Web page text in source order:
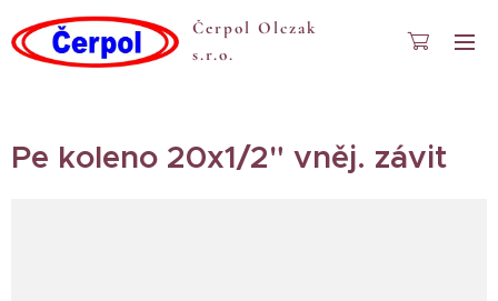
Čerpol Olczak
s.r.o.
Pe koleno 20x1/2" vněj. závit